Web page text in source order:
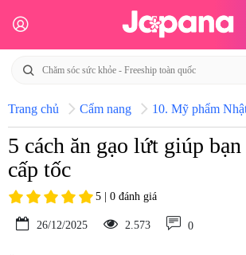
Trang chủ Cẩm nang 10. Mỹ phẩm
5 cách ăn gạo lứt giúp
cấp tốc
5 | 0 đánh giá
26/12/2025 2.573 0